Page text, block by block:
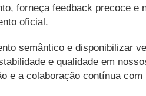
forneça feedback precoce e
oficial.
semântico e disponibilizar
e qualidade em
e a colaboração contínua com